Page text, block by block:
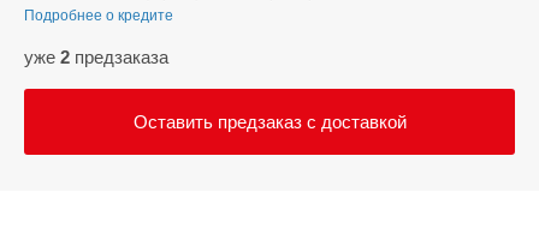
Подробнее о кредите
уже 2 предзаказа
Оставить предзаказ с доставкой